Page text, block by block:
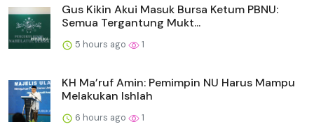
Gus Kikin Akui Masuk Bursa Ketum PBNU:
Semua Tergantung Mukt...
5 hours ago 1
KH Ma’ruf Amin: Pemimpin NU Harus Mampu
Melakukan Ishlah
6 hours ago 1